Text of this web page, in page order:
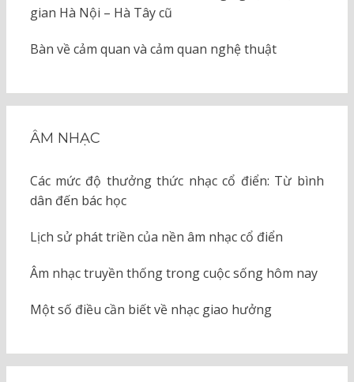
gian Hà Nội – Hà Tây cũ
Bàn về cảm quan và cảm quan nghệ thuật
ÂM NHẠC
Các mức độ thưởng thức nhạc cổ điển: Từ bình
dân đến bác học
Lịch sử phát triền của nền âm nhạc cổ điển
Âm nhạc truyền thống trong cuộc sống hôm nay
Một số điều cần biết về nhạc giao hưởng